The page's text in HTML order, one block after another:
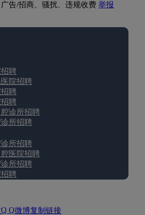
告/招商、骚扰、违规收费举报
聘
院招聘
聘
聘
诊所招聘
所招聘
所招聘
医院招聘
所招聘
聘
Q Q微博复制链接